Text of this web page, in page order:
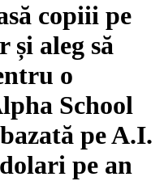
copiii pe
aleg să
o
School
pe A.I.
pe an